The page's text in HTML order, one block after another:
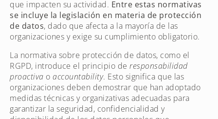
que impacten su actividad. Entre estas normativas
se incluye la legislación en materia de protección
de datos, dado que afecta a la mayoría de las
organizaciones y exige su cumplimiento obligatorio.
La normativa sobre protección de datos, como el
RGPD, introduce el principio de responsabilidad
proactiva o accountability. Esto significa que las
organizaciones deben demostrar que han adoptado
medidas técnicas y organizativas adecuadas para
garantizar la seguridad, confidencialidad y